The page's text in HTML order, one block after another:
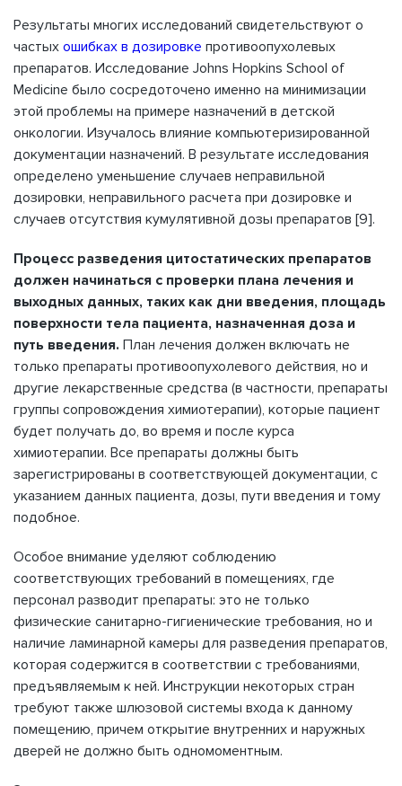
Результаты многих исследований свидетельствуют о
частых ошибках в дозировке противоопухолевых
препаратов. Исследование Johns Hopkins School of
Medicine было сосредоточено именно на минимизации
этой проблемы на примере назначений в детской
онкологии. Изучалось влияние компьютеризированной
документации назначений. В результате исследования
определено уменьшение случаев неправильной
дозировки, неправильного расчета при дозировке и
случаев отсутствия кумулятивной дозы препаратов [9].
Процесс разведения цитостатических препаратов
должен начинаться с проверки плана лечения и
выходных данных, таких как дни введения, площадь
поверхности тела пациента, назначенная доза и
путь введения. План лечения должен включать не
только препараты противоопухолевого действия, но и
другие лекарственные средства (в частности, препараты
группы сопровождения химиотерапии), которые пациент
будет получать до, во время и после курса
химиотерапии. Все препараты должны быть
зарегистрированы в соответствующей документации, с
указанием данных пациента, дозы, пути введения и тому
подобное.
Особое внимание уделяют соблюдению
соответствующих требований в помещениях, где
персонал разводит препараты: это не только
физические санитарно-гигиенические требования, но и
наличие ламинарной камеры для разведения препаратов,
которая содержится в соответствии с требованиями,
предъявляемым к ней. Инструкции некоторых стран
требуют также шлюзовой системы входа к данному
помещению, причем открытие внутренних и наружных
дверей не должно быть одномоментным.